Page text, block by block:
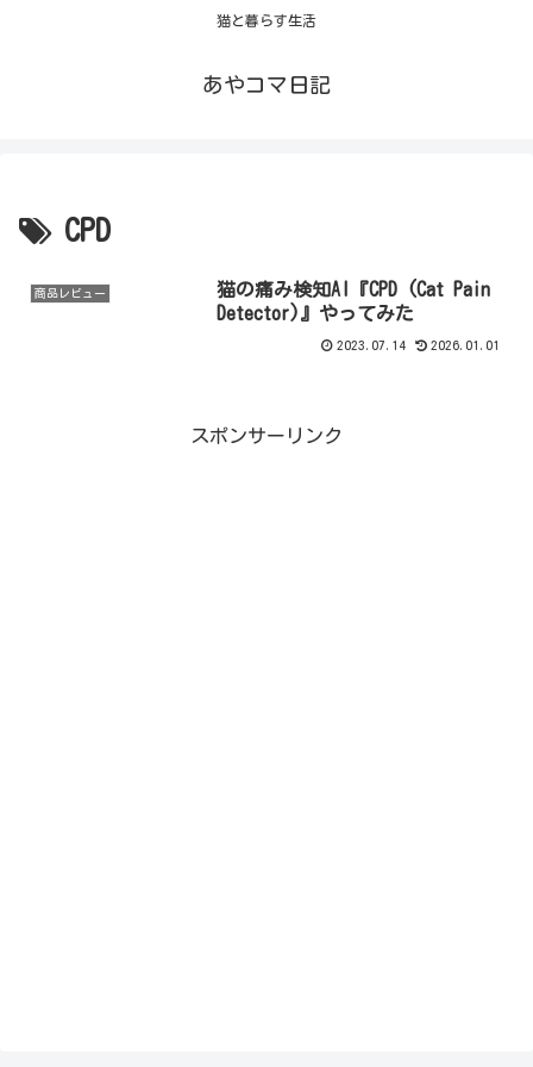
猫と暮らす生活
あやコマ日記
CPD
商品レビュー
猫の痛み検知AI『CPD (Cat Pain
Detector)』やってみた
2023.07.14 2026.01.01
スポンサーリンク